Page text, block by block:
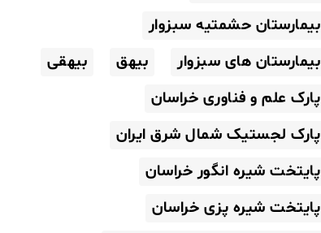
بیمارستان حشمتیه سبزوار
بیمارستان های سبزوار
بیهق
بیهقی
پارک علم و فناوری خراسان
پارک لجستیک شمال شرق ایران
پایتخت شیره انگور خراسان
پایتخت شیره پزی خراسان